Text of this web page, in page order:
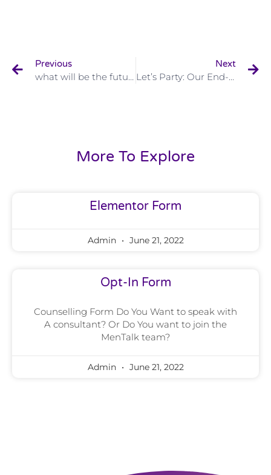
Previous Next
More To Explore
Elementor Form
Admin June 21, 2022
Opt-In Form
Counselling Form Do You Want to speak with
A consultant? Or Do You want to join the
MenTalk team?
Admin June 21, 2022